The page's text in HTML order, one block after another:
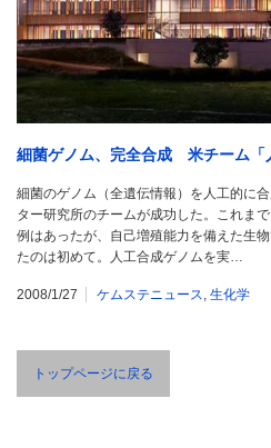
細菌ゲノム、完全合成 米チーム「
細菌のゲノム（全遺伝情報）を人工的に
ター研究所のチームが成功した。これま
例はあったが、自己増殖能力を備えた生
たのは初めて。人工合成ゲノムを実…
2008/1/27 ケムステニュース 生化学
トップページに戻る